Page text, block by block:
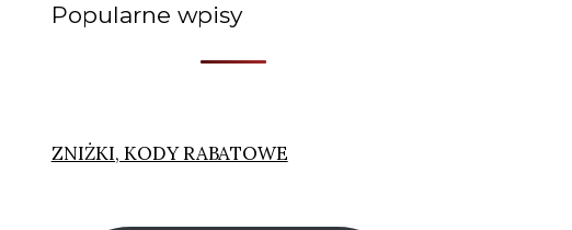
Popularne wpisy
ZNIŻKI, KODY RABATOWE